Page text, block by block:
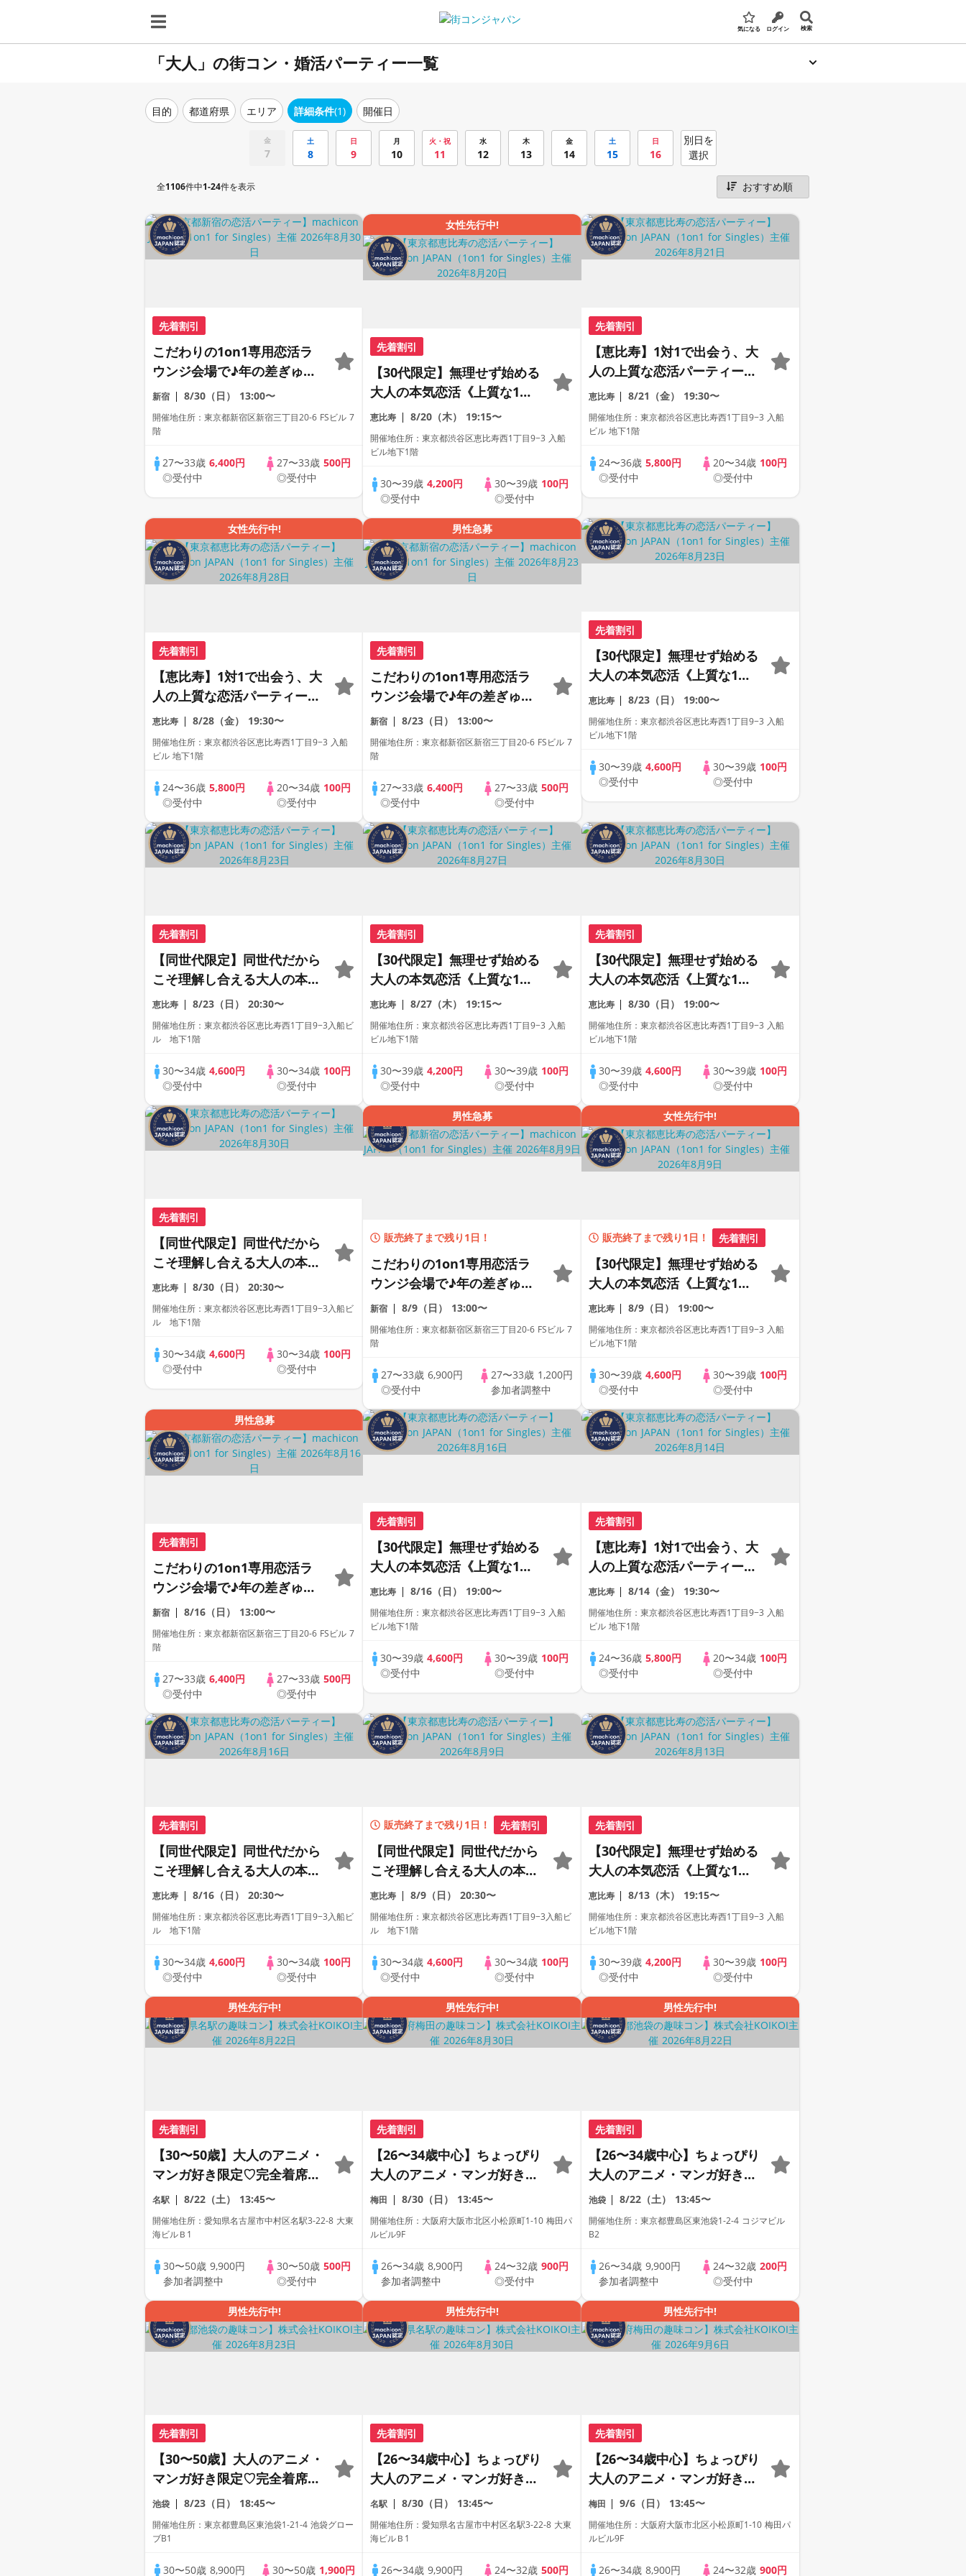
気になる ログイン 検索
「大人」の街コン・婚活パーティー一覧
目的 都道府県 エリア 詳細条件(1) 開催日
金
7
土
8
日
9
月
10
火・祝
11
水
12
木
13
金
14
土
15
日
16
別日を
選択
全1106件中1-24件を表示
先着割引
こだわりの1on1専用恋活ラ
ウンジ会場で♪年の差ぎゅっ
とで真剣な出会い《上質な1
対1相席専用会場》《全席半
個室》《ドリンク飲み放題付
催》年少し大人の同世代パー
ティー
新宿 8/30（日） 13:00〜
開催地住所：東京都新宿区新宿三丁目20-6 FSビル 7
階
27〜33歳6,400円
◎受付中
27〜33歳 500円
◎受付中
女性先行中!
先着割引
【30代限定】無理せず始める
大人の本気恋活《上質な1対1
相席専用会場》《全席半個
室》《飲み放題付き》
《machicon JAPAN主催》
恵比寿 8/20（木） 19:15〜
開催地住所：東京都渋谷区恵比寿西1丁目9−3 入船
ビル地下1階
30〜39歳4,200円
◎受付中
30〜39歳 100円
◎受付中
先着割引
【恵比寿】1対1で出会う、大
人の上質な恋活パーティー
《1対1形式》《上質な1対1相
席専用会場》《全席半個室》
《飲み放題付き》
恵比寿 8/21（金） 19:30〜
開催地住所：東京都渋谷区恵比寿西1丁目9−3 入船
ビル 地下1階
24〜36歳 5,800円
◎受付中
20〜34歳 100円
◎受付中
女性先行中!
先着割引
【恵比寿】1対1で出会う、大
人の上質な恋活パーティー
《1対1形式》《上質な1対1相
席専用会場》《全席半個室》
《飲み放題付き》
恵比寿 8/28（金） 19:30〜
開催地住所：東京都渋谷区恵比寿西1丁目9−3 入船
ビル 地下1階
24〜36歳5,800円
◎受付中
20〜34歳 100円
◎受付中
男性急募
先着割引
こだわりの1on1専用恋活ラ
ウンジ会場で♪年の差ぎゅっ
とで真剣な出会い《上質な1
対1相席専用会場》《全席半
個室》《ドリンク飲み放題付
催》年少し大人の同世代パー
ティー
新宿 8/23（日） 13:00〜
開催地住所：東京都新宿区新宿三丁目20-6 FSビル 7
階
27〜33歳6,400円
◎受付中
27〜33歳500円
◎受付中
先着割引
【30代限定】無理せず始める
大人の本気恋活《上質な1対1
相席専用会場》《全席半個
室》《飲み放題付き》
《machicon JAPAN主催》
恵比寿 8/23（日） 19:00〜
開催地住所：東京都渋谷区恵比寿西1丁目9−3 入船
ビル地下1階
30〜39歳 4,600円
◎受付中
30〜39歳 100円
◎受付中
先着割引
【同世代限定】同世代だから
こそ理解し合える大人の本気
恋活《1対1形式》《上質な1
対1相席専用会場》《全席半
個室》《飲み放題付き》
恵比寿 8/23（日） 20:30〜
開催地住所：東京都渋谷区恵比寿西1丁目9−3入船ビ
ル 地下1階
30〜34歳4,600円
◎受付中
30〜34歳 100円
◎受付中
先着割引
【30代限定】無理せず始める
大人の本気恋活《上質な1対1
相席専用会場》《全席半個
室》《飲み放題付き》
《machicon JAPAN主催》
恵比寿 8/27（木） 19:15〜
開催地住所：東京都渋谷区恵比寿西1丁目9−3 入船
ビル地下1階
30〜39歳4,200円
◎受付中
30〜39歳 100円
◎受付中
先着割引
【30代限定】無理せず始める
大人の本気恋活《上質な1対1
相席専用会場》《全席半個
室》《飲み放題付き》
《machicon JAPAN主催》
恵比寿 8/30（日） 19:00〜
開催地住所：東京都渋谷区恵比寿西1丁目9−3 入船
ビル地下1階
30〜39歳 4,600円
◎受付中
30〜39歳 100円
◎受付中
先着割引
【同世代限定】同世代だから
こそ理解し合える大人の本気
恋活《1対1形式》《上質な1
対1相席専用会場》《全席半
個室》《飲み放題付き》
恵比寿 8/30（日） 20:30〜
開催地住所：東京都渋谷区恵比寿西1丁目9−3入船ビ
ル 地下1階
30〜34歳4,600円
◎受付中
30〜34歳 100円
◎受付中
男性急募
販売終了まで残り1日！
こだわりの1on1専用恋活ラ
ウンジ会場で♪年の差ぎゅっ
とで真剣な出会い《上質な1
対1相席専用会場》《全席半
個室》《ドリンク飲み放題付
催》年少し大人の同世代パー
ティー
新宿 8/9（日） 13:00〜
開催地住所：東京都新宿区新宿三丁目20-6 FSビル 7
階
27〜33歳 6,900円
◎受付中
27〜33歳 1,200円
参加者調整中
女性先行中!
販売終了まで残り1日！ 先着割引
【30代限定】無理せず始める
大人の本気恋活《上質な1対1
相席専用会場》《全席半個
室》《飲み放題付き》
《machicon JAPAN主催》
恵比寿 8/9（日） 19:00〜
開催地住所：東京都渋谷区恵比寿西1丁目9−3 入船
ビル地下1階
30〜39歳 4,600円
◎受付中
30〜39歳 100円
◎受付中
男性急募
先着割引
こだわりの1on1専用恋活ラ
ウンジ会場で♪年の差ぎゅっ
とで真剣な出会い《上質な1
対1相席専用会場》《全席半
個室》《ドリンク飲み放題付
催》年少し大人の同世代パー
ティー
新宿 8/16（日） 13:00〜
開催地住所：東京都新宿区新宿三丁目20-6 FSビル 7
階
27〜33歳6,400円
◎受付中
27〜33歳 500円
◎受付中
先着割引
【30代限定】無理せず始める
大人の本気恋活《上質な1対1
相席専用会場》《全席半個
室》《飲み放題付き》
《machicon JAPAN主催》
恵比寿 8/16（日） 19:00〜
開催地住所：東京都渋谷区恵比寿西1丁目9−3 入船
ビル地下1階
30〜39歳4,600円
◎受付中
30〜39歳 100円
◎受付中
先着割引
【恵比寿】1対1で出会う、大
人の上質な恋活パーティー
《1対1形式》《上質な1対1相
席専用会場》《全席半個室》
《飲み放題付き》
恵比寿 8/14（金） 19:30〜
開催地住所：東京都渋谷区恵比寿西1丁目9−3 入船
ビル 地下1階
24〜36歳 5,800円
◎受付中
20〜34歳 100円
◎受付中
先着割引
【同世代限定】同世代だから
こそ理解し合える大人の本気
恋活《1対1形式》《上質な1
対1相席専用会場》《全席半
個室》《飲み放題付き》
恵比寿 8/16（日） 20:30〜
開催地住所：東京都渋谷区恵比寿西1丁目9−3入船ビ
ル 地下1階
30〜34歳4,600円
◎受付中
30〜34歳 100円
◎受付中
販売終了まで残り1日！ 先着割引
【同世代限定】同世代だから
こそ理解し合える大人の本気
恋活《1対1形式》《上質な1
対1相席専用会場》《全席半
個室》《飲み放題付き》
恵比寿 8/9（日） 20:30〜
開催地住所：東京都渋谷区恵比寿西1丁目9−3入船ビ
ル 地下1階
30〜34歳4,600円
◎受付中
30〜34歳 100円
◎受付中
先着割引
【30代限定】無理せず始める
大人の本気恋活《上質な1対1
相席専用会場》《全席半個
室》《飲み放題付き》
《machicon JAPAN主催》
恵比寿 8/13（木） 19:15〜
開催地住所：東京都渋谷区恵比寿西1丁目9−3 入船
ビル地下1階
30〜39歳 4,200円
◎受付中
30〜39歳 100円
◎受付中
男性先行中!
先着割引
【30〜50歳】大人のアニメ・
マンガ好き限定♡完全着席×
マッチングゲーム付きアニメ
コン
名駅 8/22（土） 13:45〜
開催地住所：愛知県名古屋市中村区名駅3-22-8 大東
海ビルＢ1
30〜50歳 9,900円
参加者調整中
30〜50歳 500円
◎受付中
男性先行中!
先着割引
【26〜34歳中心】ちょっぴり
大人のアニメ・マンガ好き限
定♡完全着席×マッチングゲ
ーム付きアニメコン
梅田 8/30（日） 13:45〜
開催地住所：大阪府大阪市北区小松原町1-10 梅田パ
ルビル9F
26〜34歳 8,900円
参加者調整中
24〜32歳900円
◎受付中
男性先行中!
先着割引
【26〜34歳中心】ちょっぴり
大人のアニメ・マンガ好き限
定♡完全着席×マッチングゲ
ーム付きアニメコン
池袋 8/22（土） 13:45〜
開催地住所：東京都豊島区東池袋1-2-4 コジマビル
B2
26〜34歳9,900円
参加者調整中
24〜32歳 200円
◎受付中
男性先行中!
先着割引
【30〜50歳】大人のアニメ・
マンガ好き限定♡完全着席×
マッチングゲーム付きアニメ
コン
池袋 8/23（日） 18:45〜
開催地住所：東京都豊島区東池袋1-21-4 池袋グロー
ブB1
30〜50歳 8,900円 30〜50歳 1,900円
男性先行中!
先着割引
【26〜34歳中心】ちょっぴり
大人のアニメ・マンガ好き限
定♡完全着席×マッチングゲ
ーム付きアニメコン
名駅 8/30（日） 13:45〜
開催地住所：愛知県名古屋市中村区名駅3-22-8 大東
海ビルＢ1
26〜34歳 9,900円 24〜32歳500円
男性先行中!
先着割引
【26〜34歳中心】ちょっぴり
大人のアニメ・マンガ好き限
定♡完全着席×マッチングゲ
ーム付きアニメコン
梅田 9/6（日） 13:45〜
開催地住所：大阪府大阪市北区小松原町1-10 梅田パ
ルビル9F
26〜34歳8,900円 24〜32歳 900円